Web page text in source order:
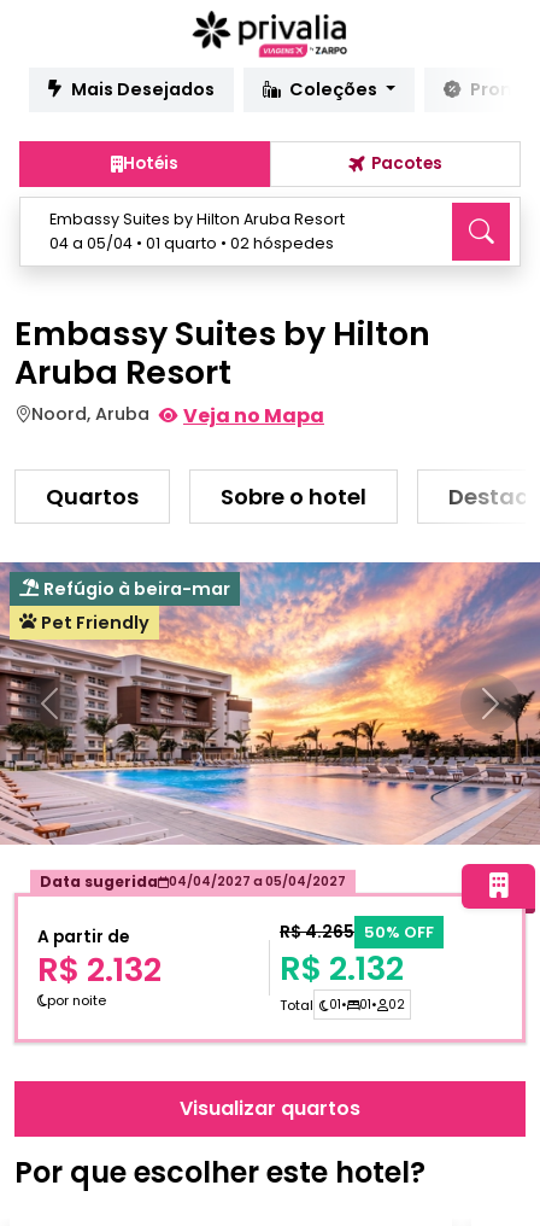
Mais Desejados Coleções
Hotéis Pacotes
Embassy Suites by Hilton Aruba Resort
04 a 05/04 • 01 quarto • 02 hóspedes
Embassy Suites by Hilton
Aruba Resort
Noord, Aruba Veja no Mapa
Quartos Sobre o hotel
Anterior
Refúgio à beira-mar
Pet Friendly
Por que escolher este hotel?
Data sugerida 04/04/2027 a 05/04/2027
A partir de
R$ 2.132
por noite
R$ 4.265 50% OFF
R$ 2.132
Total 01• 01• 02
Visualizar quartos